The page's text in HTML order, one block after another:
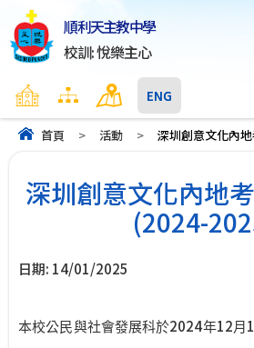
順利天主教中學
校訓: 悅樂主心
主頁 網頁地圖 聯絡我們
ENG
首頁 > 活動 > 深圳創意文化內
深圳創意文化內地考
(2024-
日期: 14/01/2025
本校公民與社會發展科於2024年12月